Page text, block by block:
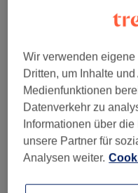
Wir verwenden
Dritten, um Inhalte
Medienfunktionen
Datenverkehr zu
Informationen über
unsere Partner für
Analysen weiter.